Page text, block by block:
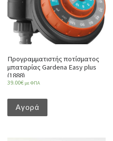
Προγραμματιστής ποτίσματος
μπαταρίας Gardena Easy plus
(1888)
39.00€ με ΦΠΑ
Αγορά